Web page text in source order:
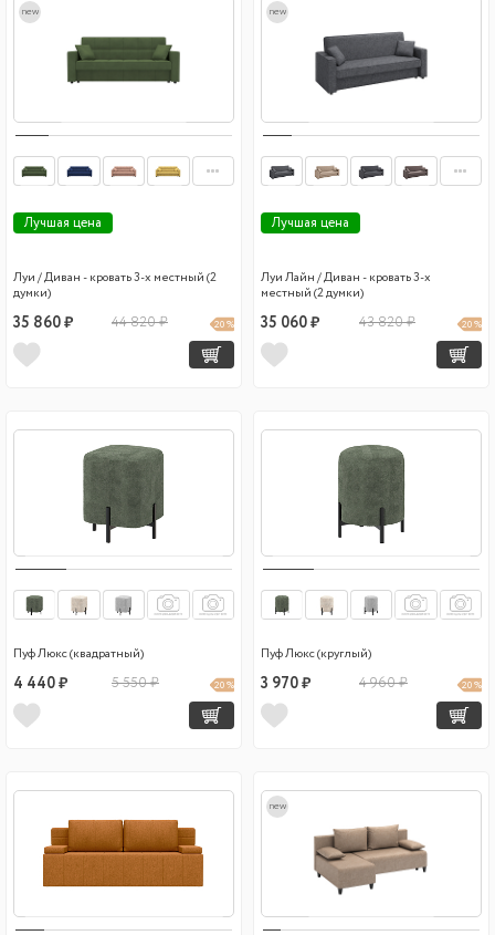
new
Лучшая цена
Луи / Диван - кровать 3-х местный (2
думки)
35 860 ₽ 44 820 ₽ 20 %
new
Лучшая цена
Луи Лайн / Диван - кровать 3-х
местный (2 думки)
35 060 ₽ 43 820 ₽ 20 %
Пуф Люкс (квадратный)
4 440 ₽ 5 550 ₽ 20 %
Пуф Люкс (круглый)
3 970 ₽ 4 960 ₽ 20 %
new